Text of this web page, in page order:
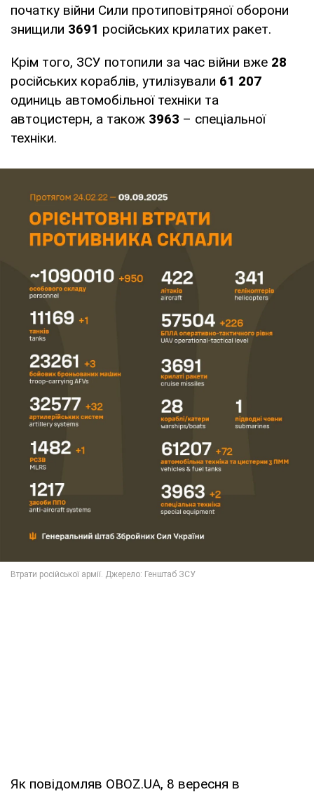
початку війни Сили протиповітряної оборони
знищили 3691 російських крилатих ракет.
Крім того, ЗСУ потопили за час війни вже 28
російських кораблів, утилізували 61 207
одиниць автомобільної техніки та
автоцистерн, а також 3963 – спеціальної
техніки.
Як повідомляв OBOZ.UA, 8 вересня в